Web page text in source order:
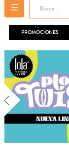
Navegación
de
palanca
☰
PROMOCIONES